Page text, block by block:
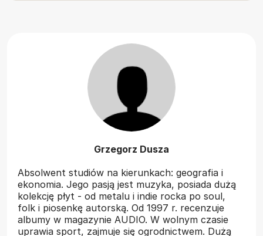
Grzegorz Dusza
Absolwent studiów na kierunkach: geografia i
ekonomia. Jego pasją jest muzyka, posiada dużą
kolekcję płyt - od metalu i indie rocka po soul,
folk i piosenkę autorską. Od 1997 r. recenzuje
albumy w magazynie AUDIO. W wolnym czasie
uprawia sport, zajmuje się ogrodnictwem. Dużą